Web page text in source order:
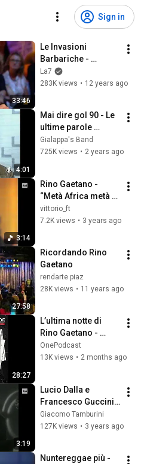
Sign in
33:46
Le Invasioni
Barbariche -
L'intervista a Pippo
Baudo 'Mi manca la
La7
283K views • 12 years ago
4:01
Mai dire gol 90 - Le
ultime parole
famose
Gialappa's Band
725K views • 2 years ago
3:14
Rino Gaetano -
“Metà Africa metà
Europa” • da “Crazy
Bus” (1981)
vittorio_ft
7.2K views • 3 years ago
27:58
Ricordando Rino
Gaetano
rendarte piaz
28K views • 11 years ago
28:27
L’ultima notte di
Rino Gaetano -
Prima parte
OnePodcast
13K views • 2 months ago
3:19
Lucio Dalla e
Francesco Guccini
(1977)
Giacomo Tamburini
127K views • 3 years ago
Nuntereggae più -